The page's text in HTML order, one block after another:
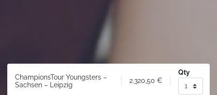
ChampionsTour Youngsters –
Sachsen – Leipzig
2.320,50 €
Qty